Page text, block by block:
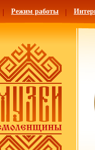
Режим работы